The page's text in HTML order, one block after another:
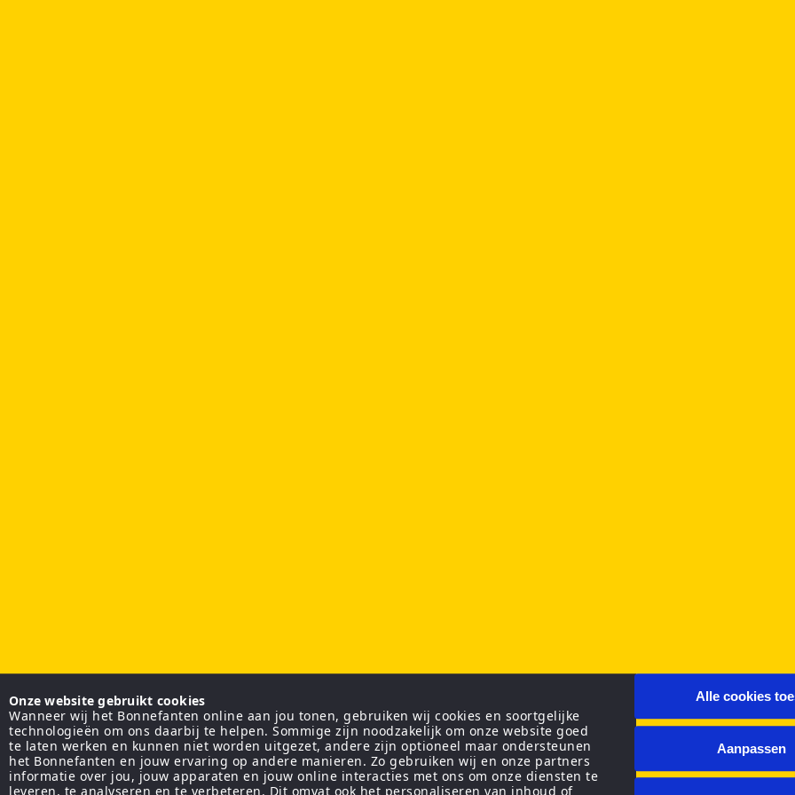
Onze website gebruikt cookies
Wanneer wij het Bonnefanten online aan jou tonen, gebruiken wij cookies en soortgelijke
technologieën om ons daarbij te helpen. Sommige zijn noodzakelijk om onze website goed
te laten werken en kunnen niet worden uitgezet, andere zijn optioneel maar ondersteunen
het Bonnefanten en jouw ervaring op andere manieren. Zo gebruiken wij en onze partners
informatie over jou, jouw apparaten en jouw online interacties met ons om onze diensten te
leveren, te analyseren en te verbeteren. Dit omvat ook het personaliseren van inhoud of
Alle cookies
Aanpassen